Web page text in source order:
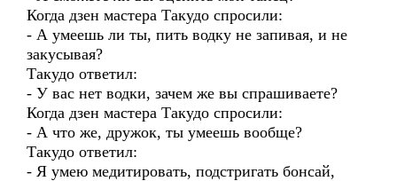
Когда дзен мастера Такудо спросили:
- А умеешь ли ты, пить водку не запивая, и не
закусывая?
Такудо ответил:
- У вас нет водки, зачем же вы спрашиваете?
Когда дзен мастера Такудо спросили:
- А что же, дружок, ты умеешь вообще?
Такудо ответил:
- Я умею медитировать, подстригать бонсай,